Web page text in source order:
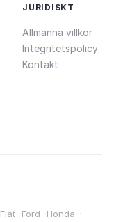
JURIDISKT
Allmänna villkor
Integritetspolicy
Kontakt
Fiat ·Ford ·Honda ·